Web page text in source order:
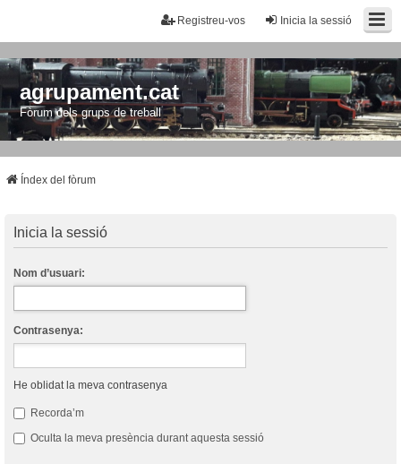
Inicia la sessió
Registreu-vos
agrupament.cat
Fòrum dels grups de treball
Índex del fòrum
Inicia la sessió
Nom d’usuari:
Contrasenya:
He oblidat la meva contrasenya
Recorda’m
Oculta la meva presència durant aquesta sessió